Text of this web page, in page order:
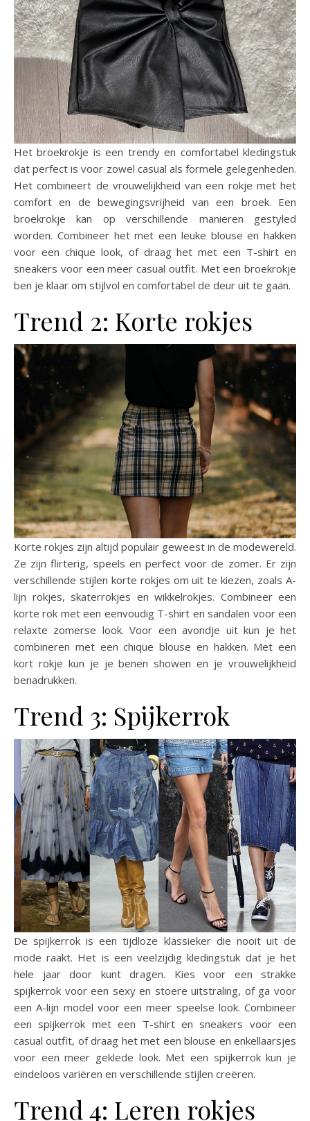
Het broekrokje is een trendy en comfortabel kledingstuk
dat perfect is voor zowel casual als formele gelegenheden.
Het combineert de vrouwelijkheid van een rokje met het
comfort en de bewegingsvrijheid van een broek. Een
broekrokje kan op verschillende manieren gestyled
worden. Combineer het met een leuke blouse en hakken
voor een chique look, of draag het met een T-shirt en
sneakers voor een meer casual outfit. Met een broekrokje
ben je klaar om stijlvol en comfortabel de deur uit te gaan.
Trend 2: Korte rokjes
Korte rokjes zijn altijd populair geweest in de modewereld.
Ze zijn flirterig, speels en perfect voor de zomer. Er zijn
verschillende stijlen korte rokjes om uit te kiezen, zoals A-
lijn rokjes, skaterrokjes en wikkelrokjes. Combineer een
korte rok met een eenvoudig T-shirt en sandalen voor een
relaxte zomerse look. Voor een avondje uit kun je het
combineren met een chique blouse en hakken. Met een
kort rokje kun je je benen showen en je vrouwelijkheid
benadrukken.
Trend 3: Spijkerrok
De spijkerrok is een tijdloze klassieker die nooit uit de
mode raakt. Het is een veelzijdig kledingstuk dat je het
hele jaar door kunt dragen. Kies voor een strakke
spijkerrok voor een sexy en stoere uitstraling, of ga voor
een A-lijn model voor een meer speelse look. Combineer
een spijkerrok met een T-shirt en sneakers voor een
casual outfit, of draag het met een blouse en enkellaarsjes
voor een meer geklede look. Met een spijkerrok kun je
eindeloos variëren en verschillende stijlen creëren.
Trend 4: Leren rokjes